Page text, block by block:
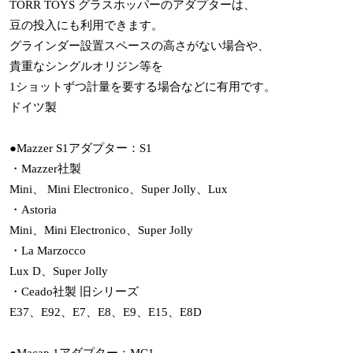
TORR TOYS グラスホッパーのアダプターは、
豆の投入にも利用できます。
グラインダー設置スペースの高さがない場合や、
貴重なシングルオリジン等を
1ショットずつ計量を要する場合などに有用です。
ドイツ製
●Mazzer S1アダプター：S1
・Mazzer社製
Mini、 Mini Electronico、Super Jolly、Lux
・Astoria
Mini、Mini Electronico、Super Jolly
・La Marzocco
Lux D、Super Jolly
・Ceado社製 旧シリーズ
E37、E92、E7、E8、E9、E15、E8D